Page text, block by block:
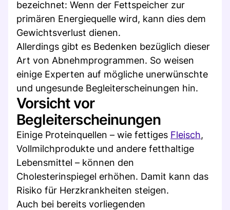
bezeichnet: Wenn der Fettspeicher zur
primären Energiequelle wird, kann dies dem
Gewichtsverlust dienen.
Allerdings gibt es Bedenken bezüglich dieser
Art von Abnehmprogrammen. So weisen
einige Experten auf mögliche unerwünschte
und ungesunde Begleiterscheinungen hin.
Vorsicht vor
Begleiterscheinungen
Einige Proteinquellen – wie fettiges Fleisch,
Vollmilchprodukte und andere fetthaltige
Lebensmittel – können den
Cholesterinspiegel erhöhen. Damit kann das
Risiko für Herzkrankheiten steigen.
Auch bei bereits vorliegenden